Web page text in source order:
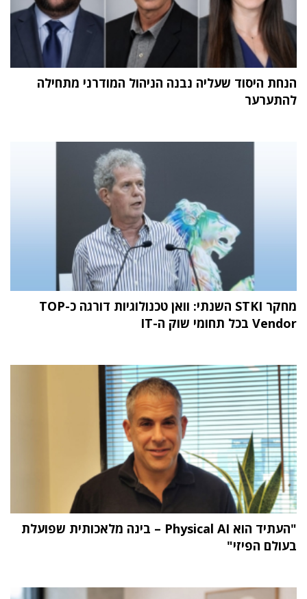
הנחת היסוד שעליה נבנה הניהול המודרני מתחילה
להתערער
מחקר STKI השנתי: וואן טכנולוגיות דורגה כ-TOP
Vendor בכל תחומי שוק ה-IT
"העתיד הוא Physical AI – בינה מלאכותית שפועלת
בעולם הפיזי"